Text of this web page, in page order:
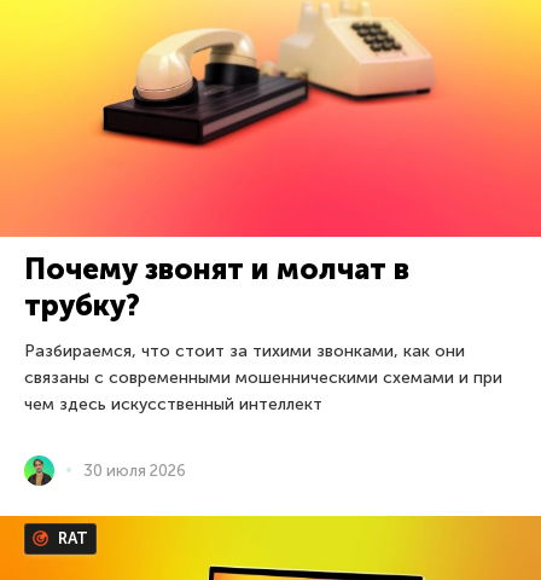
Почему звонят и молчат в
трубку?
Разбираемся, что стоит за тихими звонками, как они
связаны с современными мошенническими схемами и при
чем здесь искусственный интеллект
30 июля 2026
RAT